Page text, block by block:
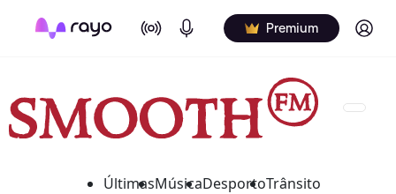
On Air Podcasts Premium Log in
ÚltimasMúsicaDesportoTrânsito